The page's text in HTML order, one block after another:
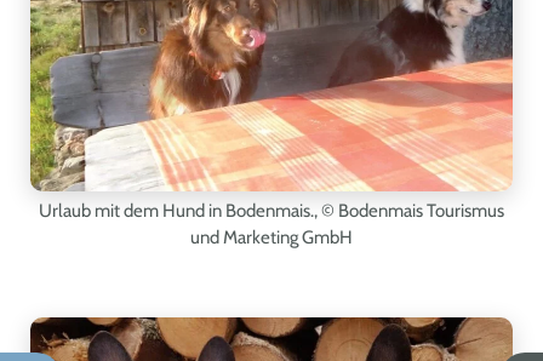
Urlaub mit dem Hund in Bodenmais.,© Bodenmais Tourismus
und Marketing GmbH